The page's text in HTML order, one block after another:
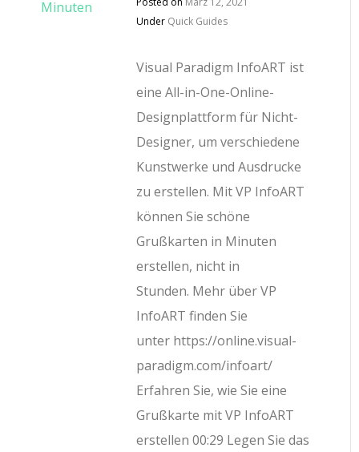
Under Quick Guides
Visual Paradigm InfoART ist
eine All-in-One-Online-
Designplattform für Nicht-
Designer, um verschiedene
Kunstwerke und Ausdrucke
zu erstellen. Mit VP InfoART
können Sie schöne
Grußkarten in Minuten
erstellen, nicht in
Stunden. Mehr über VP
InfoART finden Sie
unter https://online.visual-
paradigm.com/infoart/
Erfahren Sie, wie Sie eine
Grußkarte mit VP InfoART
erstellen 00:29 Legen Sie das